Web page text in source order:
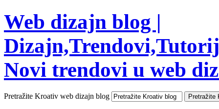
Web dizajn blog |
Novi trendovi u web
Pretražite Kroativ web dizajn blog